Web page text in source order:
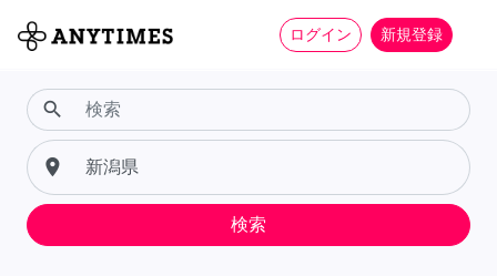
ログイン 新規登録
search
place
検索